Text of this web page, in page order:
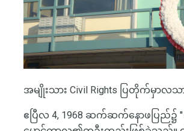
အမျိုးသား Civil Rights ပြတိုက်မှာလသ
ဧပြီလ 4, 1968 ဆက်ဆက်နောဖပြည်၌